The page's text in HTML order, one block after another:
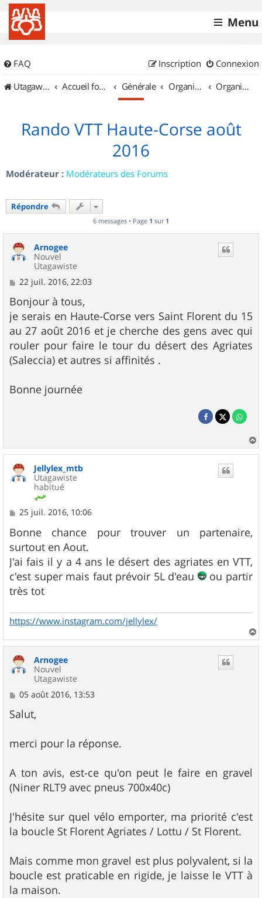
Menu
FAQ Connexion
Inscription
UtagawaVTT (Randos VTT et VTTAE avec traces GPS)
Accueil forum Générale Organisation de sorties & Recherche de partenaires Organisation de sorties en région Corse
Rando VTT Haute-Corse août
2016
Modérateur : Modérateurs des Forums
Répondre
6 messages • Page 1 sur 1
Arnogee
Nouvel
Utagawiste
M
s
s
a
g
e
22 juil. 2016, 22:03
Bonjour à tous,
je serais en Haute-Corse vers Saint Florent du 15
au 27 août 2016 et je cherche des gens avec qui
rouler pour faire le tour du désert des Agriates
(Saleccia) et autres si affinités .
Bonne journée
a
Jellylex_mtb
Utagawiste
habitué
M
s
s
a
g
e
25 juil. 2016, 10:06
Bonne chance pour trouver un partenaire,
surtout en Aout.
J'ai fais il y a 4 ans le désert des agriates en VTT,
c'est super mais faut prévoir 5L d'eau
ou partir
très tot
https://www.instagram.com/jellylex/
a
Arnogee
Nouvel
Utagawiste
M
s
s
g
e
05 août 2016, 13:53
Salut,
merci pour la réponse.
A ton avis, est-ce qu'on peut le faire en gravel
(Niner RLT9 avec pneus 700x40c)
J'hésite sur quel vélo emporter, ma priorité c'est
la boucle St Florent Agriates / Lottu / St Florent.
Mais comme mon gravel est plus polyvalent, si la
boucle est praticable en rigide, je laisse le VTT à
la maison.